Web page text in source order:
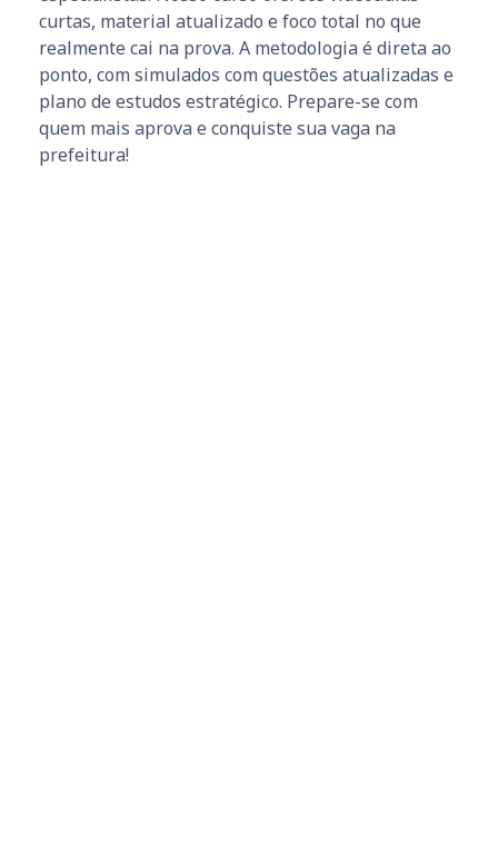
curtas, material atualizado e foco total no que
realmente cai na prova. A metodologia é direta ao
ponto, com simulados com questões atualizadas e
plano de estudos estratégico. Prepare-se com
quem mais aprova e conquiste sua vaga na
prefeitura!